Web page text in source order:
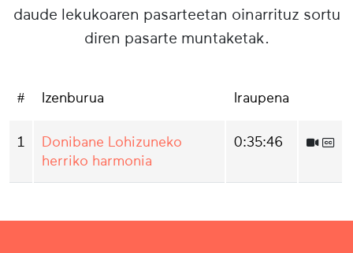
daude lekukoaren pasarteetan oinarrituz sortu
diren pasarte muntaketak.
# Izenburua Iraupena
1
Donibane Lohizuneko
herriko harmonia
0:35:46